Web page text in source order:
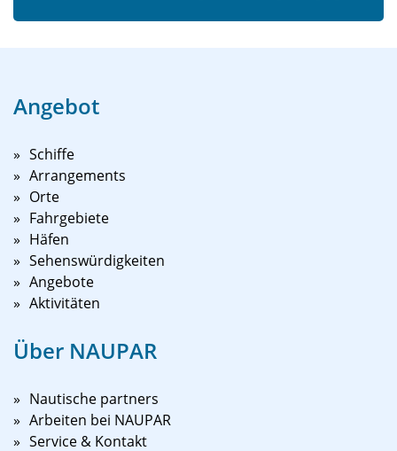
Angebot
Schiffe
Arrangements
Orte
Fahrgebiete
Häfen
Sehenswürdigkeiten
Angebote
Aktivitäten
Über NAUPAR
Nautische partners
Arbeiten bei NAUPAR
Service & Kontakt